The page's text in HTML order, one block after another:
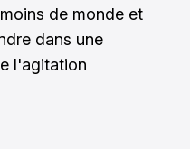
de monde et
dans une
l'agitation